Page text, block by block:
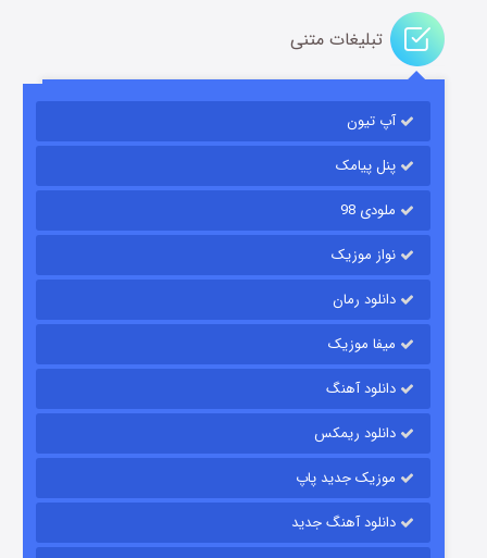
رویایی برای تو
قسمت
تبلیغات متنی
آپ تیون
پنل پیامک
ملودی 98
نواز موزیک
دانلود رمان
میفا موزیک
دانلود آهنگ
دانلود ریمکس
موزیک جدید پاپ
دانلود آهنگ جدید